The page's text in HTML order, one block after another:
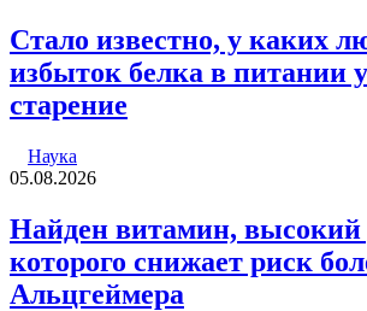
Стало известно, у каких
избыток белка в питании
старение
Наука
05.08.2026
Найден витамин, высокий
которого снижает риск
Альцгеймера